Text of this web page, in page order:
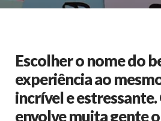
Escolher o nome do
experiência ao
incrível e
envolve muita gente